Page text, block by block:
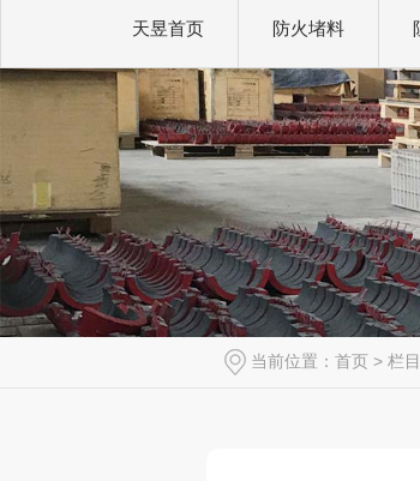
天昱首页 防火堵料
当前位置： 首页 > 栏